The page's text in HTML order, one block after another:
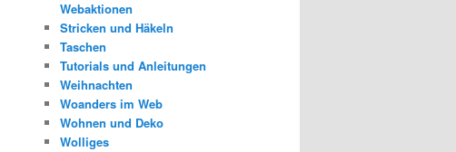
Webaktionen
Stricken und Häkeln
Taschen
Tutorials und Anleitungen
Weihnachten
Woanders im Web
Wohnen und Deko
Wolliges